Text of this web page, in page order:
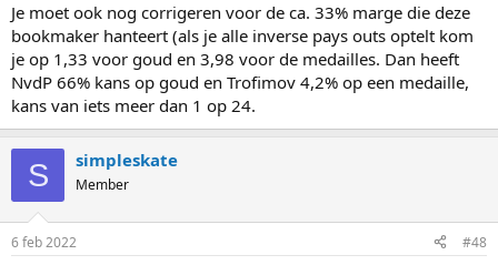
Je moet ook nog corrigeren voor de ca. 33% marge die deze
bookmaker hanteert (als je alle inverse pays outs optelt kom
je op 1,33 voor goud en 3,98 voor de medailles. Dan heeft
NvdP 66% kans op goud en Trofimov 4,2% op een medaille,
kans van iets meer dan 1 op 24.
S simpleskate
Member
6 feb 2022 #48